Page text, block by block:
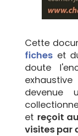
Cette
fiches et
doute
devenue
et reçoit
visites par